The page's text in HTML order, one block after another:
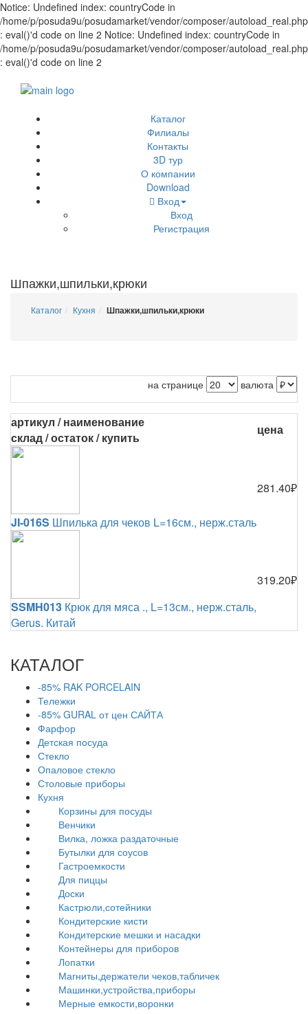
Notice: Undefined index: countryCode in
/home/p/posuda9u/posudamarket/vendor/composer/
: eval()'d code on line 2 Notice: Undefined index: countryCode in
/home/p/posuda9u/posudamarket/vendor/composer/
: eval()'d code on line 2
Каталог
Филиалы
Контакты
3D тур
О компании
Download
Вход
Вход
Регистрация
Шпажки,шпильки,крюки
Каталог Кухня Шпажки,шпильки,крюки
на странице валюта
артикул / наименование
склад / остаток / купить
цена
JI-016S Шпилька для чеков L=16см., нерж.сталь
281.40₽
SSMH013 Крюк для мяса ., L=13см., нерж.сталь,
Gerus. Китай
319.20₽
КАТАЛОГ
-85% RAK PORCELAIN
Тележки
-85% GURAL от цен САЙТА
Фарфор
Детская посуда
Стекло
Опаловое стекло
Столовые приборы
Кухня
Корзины для посуды
Венчики
Вилка, ложка раздаточные
Бутылки для соусов
Гастроемкости
Для пиццы
Доски
Кастрюли,сотейники
Кондитерские кисти
Кондитерские мешки и насадки
Контейнеры для приборов
Лопатки
Магниты,держатели чеков,табличек
Машинки,устройства,приборы
Мерные емкости,воронки